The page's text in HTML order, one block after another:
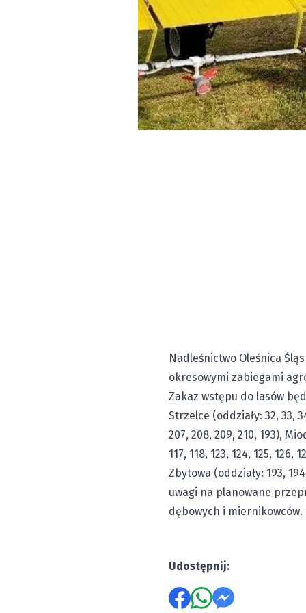
Nadleśnictwo Oleśnica
okresowymi zabiegami
Zakaz wstępu do lasów
Strzelce (oddziały: 32, 33,
207, 208, 209, 210, 193),
117, 118, 123, 124, 125, 126,
Zbytowa (oddziały: 193,
uwagi na planowane
dębowych i miernikowców.
Udostępnij: